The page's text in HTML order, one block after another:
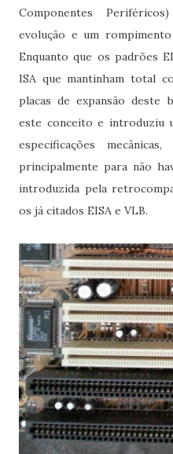
Componentes
evolução e um
Enquanto que os padrões
ISA que mantinham total
placas de expansão deste
este conceito e introduziu
especificações
principalmente para não
introduzida pela
os já citados EISA e VLB.